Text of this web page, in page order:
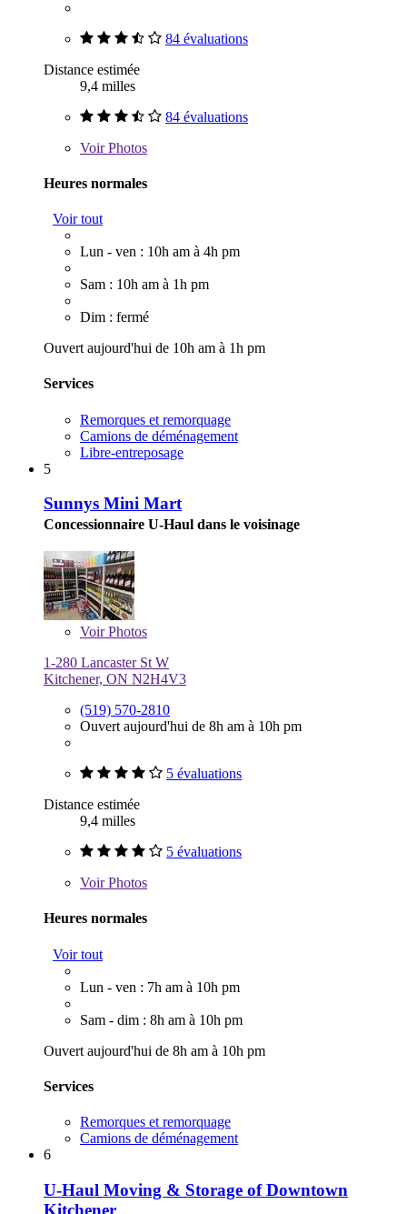
84 évaluations
Distance estimée
9,4 milles
84 évaluations
VoirPhotos
Heures normales
Voir tout
Lun - ven : 10h am à 4h pm
Sam : 10h am à 1h pm
Dim : fermé
Ouvert aujourd'hui de 10h am à 1h pm
Services
Remorques et remorquage
Camions de déménagement
Libre-entreposage
5
Sunnys Mini Mart
Concessionnaire U-Haul dans le voisinage
VoirPhotos
1-280 Lancaster St W
Kitchener, ON N2H4V3
(519) 570-2810
Ouvert aujourd'hui de 8h am à 10h pm
5 évaluations
Distance estimée
9,4 milles
5 évaluations
VoirPhotos
Heures normales
Voir tout
Lun - ven : 7h am à 10h pm
Sam - dim : 8h am à 10h pm
Ouvert aujourd'hui de 8h am à 10h pm
Services
Remorques et remorquage
Camions de déménagement
6
U-Haul Moving & Storage of Downtown
Kitchener